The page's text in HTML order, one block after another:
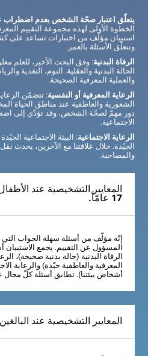
يتعلّق اعتبار صحّة الشخص بعدم اضطراب
استبيان مؤلّف من اختبارات تساعد على
وتتعلّق الأسئلة بالعمر.
الرفاة البدنية: وفق البحث الأخير، للعلم
الحالة البدنية والعقلية. النوم، التغذية
والعملية المعرفية الصحيحة.
الرعاية المعرفية أو النفسية: تتضمّن
الشعورية والعاطفية عند مناطق الحياة
دور مهمّ لصحّة الشخص، وقد تؤدّي إلى
الاجتماعية.
الرعاية الاجتماعية: البيئة الاجتماعية
الجيّدة. خلال علاقتنا مع الآخرين، يحدث
والمصاحبة.
17 عامّاً.
إنّه مؤلّف من أسئلة سهلة الجواب
المسؤول عن التقييم. يجمع الاستبيان
الرفاة البدنية (حالة بدنية صحيحة)،
المعرفية والعاطفية حيّدة) والرعاية
أشخاص بيئتنا). تطابق أسئلة كلّ مجال
المعايير التشخيصية عند البالغين